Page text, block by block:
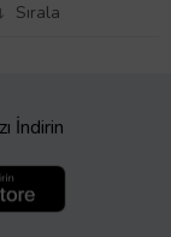
Sırala
İndirin